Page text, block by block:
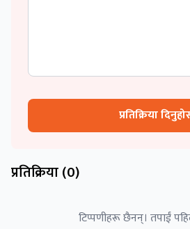
प्रतिक्रिया
प्रतिक्रिया (0)
टिप्पणीहरू छैनन्। तपाईं